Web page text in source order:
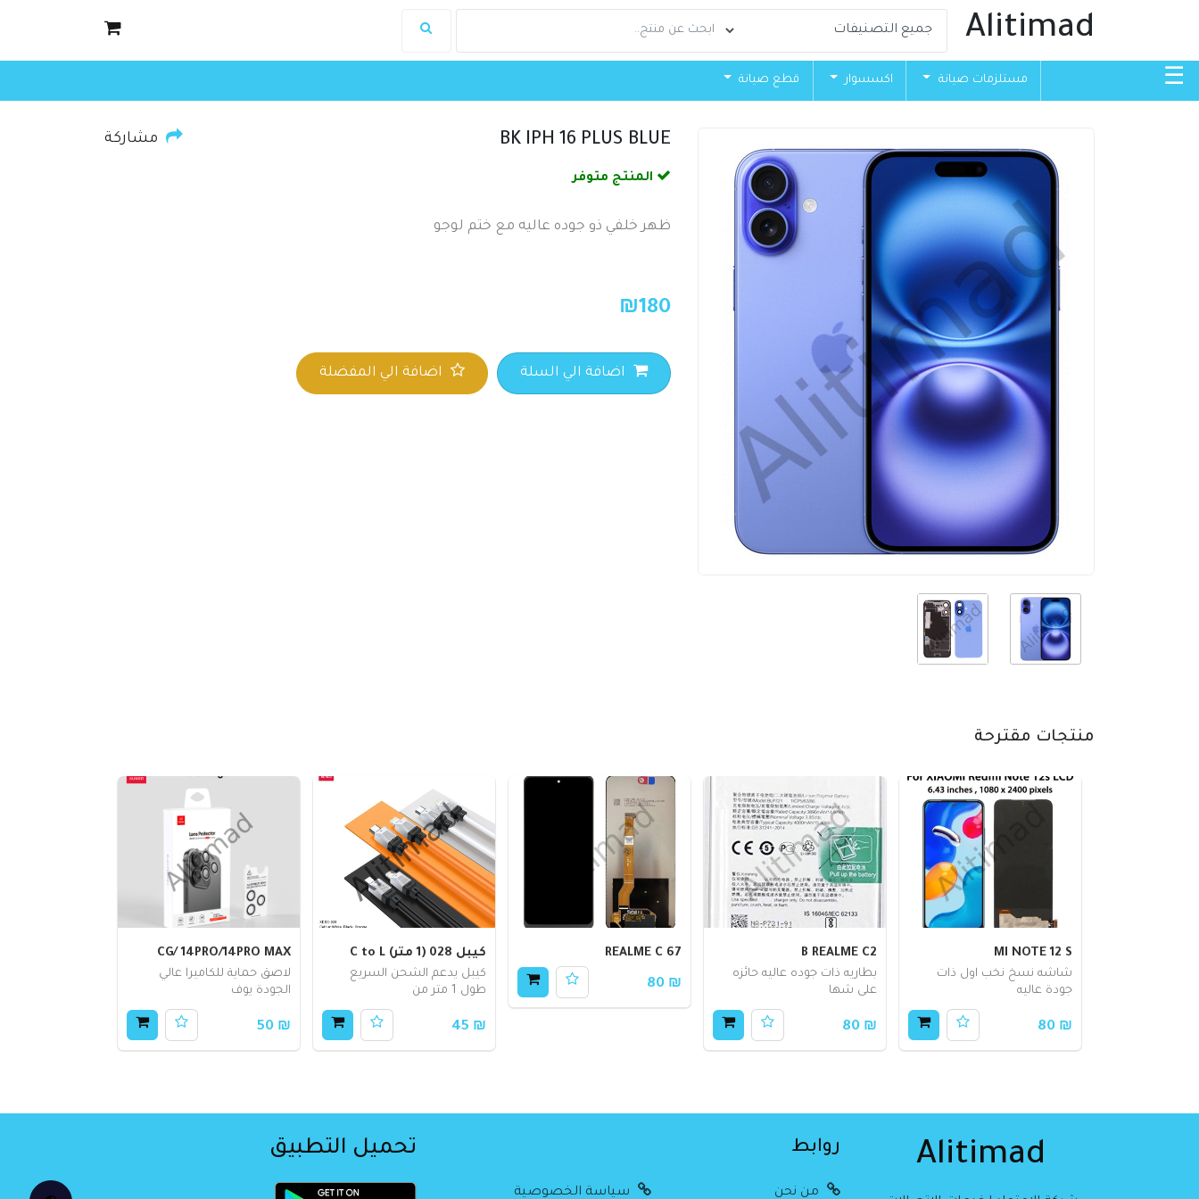
Alitimad
☰ مستلزمات صيانة اكسسوار قطع صيانة
BK IPH 16 PLUS BLUE مشاركة
المنتج متوفر
ظهر خلفي ذو جوده عاليه مع ختم لوجو
₪180
اضافة الي السلة اضافة الي المفضلة
منتجات مقترحة
MI NOTE 12 S
شاشه نسخ نخب اول ذات
جودة عاليه
₪ 80
B REALME C2
بطاريه ذات جوده عاليه حائزه
على شها
₪ 80
REALME C 67
₪ 80
كيبل 028 (1 متر) C to L
كيبل يدعم الشحن السريع
طول 1 متر من
₪ 45
CG/ 14PRO/14PRO MAX
لاصق حماية للكاميرا عالي
الجودة يوف
₪ 50
Alitimad روابط
من نحن سياسة الخصوصية
تحميل التطبيق